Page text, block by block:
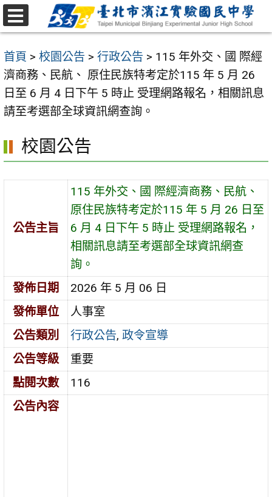
跳
至
要
內
容
區
首頁 > 校園公告 > 行政公告 > 115 年外交、國 際經
濟商務、民航、 原住民族特考定於115 年 5 月 26
日至 6 月 4 日下午 5 時止 受理網路報名，相關訊息
請至考選部全球資訊網查詢。
校園公告
公告主旨
115 年外交、國 際經濟商務、民航、
原住民族特考定於115 年 5 月 26 日至
6 月 4 日下午 5 時止 受理網路報名，
相關訊息請至考選部全球資訊網查
詢。
發佈日期
2026 年 5 月 06 日
發佈單位
人事室
公告類別
行政公告,政令宣導
公告等級
重要
點閱次數
116
公告內容
選
單